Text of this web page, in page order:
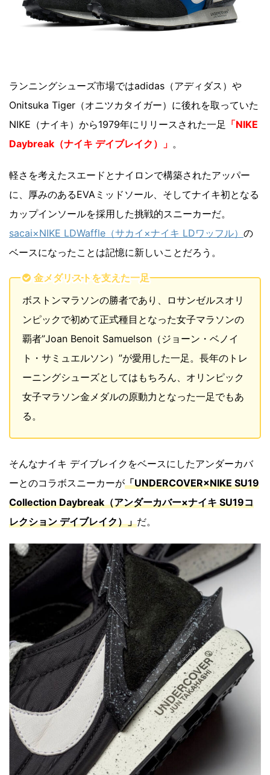
ランニングシューズ市場ではadidas（アディダス）や
Onitsuka Tiger（オニツカタイガー）に後れを取っていた
NIKE（ナイキ）から1979年にリリースされた一足 「NIKE
Daybreak（ナイキ デイブレイク）」 。
軽さを考えたスエードとナイロンで構築されたアッパー
に、厚みのあるEVAミッドソール、そしてナイキ初となる
カップインソールを採用した挑戦的スニーカーだ。
sacai×NIKE LDWaffle（サカイ×ナイキ LDワッフル） の
ベースになったことは記憶に新しいことだろう。
金メダリストを支えた一足
ボストンマラソンの勝者であり、ロサンゼルスオリ
ンピックで初めて正式種目となった女子マラソンの
覇者”Joan Benoit Samuelson（ジョーン・ベノイ
ト・サミュエルソン）”が愛用した一足。長年のトレ
ーニングシューズとしてはもちろん、オリンピック
女子マラソン金メダルの原動力となった一足でもあ
る。
そんなナイキ デイブレイクをベースにしたアンダーカバ
ーとのコラボスニーカーが「UNDERCOVER×NIKE SU19
Collection Daybreak（アンダーカバー×ナイキ SU19コ
レクション デイブレイク）」だ。